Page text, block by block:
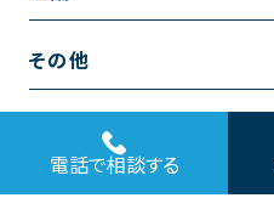
内装のリフォーム
水回りのリフォーム
外壁のリフォーム
お風呂の施工事例
洗面の施工事例
お知らせ
越谷店
浦和店
その他
お問い合わせ
サイトポリシー
電話で相談する